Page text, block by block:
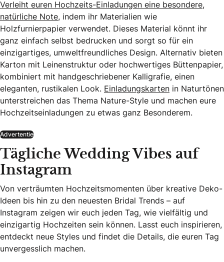
Verleiht euren Hochzeits-Einladungen eine besondere,
natürliche Note, indem ihr Materialien wie
Holzfurnierpapier verwendet. Dieses Material könnt ihr
ganz einfach selbst bedrucken und sorgt so für ein
einzigartiges, umweltfreundliches Design. Alternativ bieten
Karton mit Leinenstruktur oder hochwertiges Büttenpapier,
kombiniert mit handgeschriebener Kalligrafie, einen
eleganten, rustikalen Look. Einladungskarten in Naturtönen
unterstreichen das Thema Nature-Style und machen eure
Hochzeitseinladungen zu etwas ganz Besonderem.
Advertentie
Tägliche Wedding Vibes auf
Instagram
Von verträumten Hochzeitsmomenten über kreative Deko-
Ideen bis hin zu den neuesten Bridal Trends – auf
Instagram zeigen wir euch jeden Tag, wie vielfältig und
einzigartig Hochzeiten sein können. Lasst euch inspirieren,
entdeckt neue Styles und findet die Details, die euren Tag
unvergesslich machen.